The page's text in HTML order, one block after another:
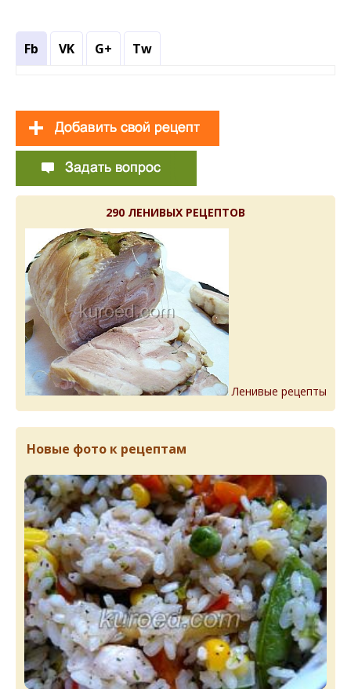
Fb VK G+ Tw
290 ЛЕНИВЫХ РЕЦЕПТОВ
Ленивые рецепты
Новые фото к рецептам